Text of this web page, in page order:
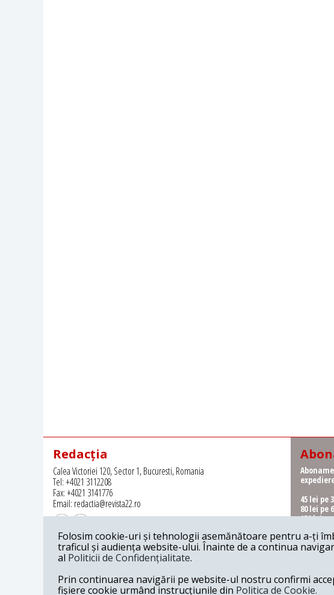
Redacția
Calea Victoriei 120, Sector 1, Bucuresti, Romania
Tel: +4021 3112208
Fax: +4021 3141776
Email: redactia@revista22.ro
Revista 22 este editata de
45 lei pe
80 lei pe
150 lei
ridicare
62 lei pe
115 lei
Folosim cookie-uri și tehnologii asemănătoare pentru a-ți
traficul și audiența website-ului. Înainte de a continua
al Politicii de Confidențialitate.
Prin continuarea navigării pe website-ul nostru confirmi
fișiere cookie urmând instrucțiunile din Politica de Cookie.